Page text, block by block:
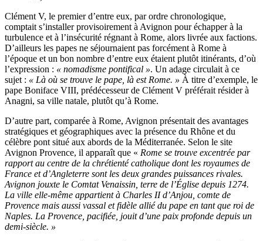
Clément V, le premier d’entre eux, par ordre chronologique,
comptait s’installer provisoirement à Avignon pour échapper à la
turbulence et à l’insécurité régnant à Rome, alors livrée aux factions.
D’ailleurs les papes ne séjournaient pas forcément à Rome à
l’époque et un bon nombre d’entre eux étaient plutôt itinérants, d’où
l’expression : « nomadisme pontifical ». Un adage circulait à ce
sujet : « Là où se trouve le pape, là est Rome. » À titre d’exemple, le
pape Boniface VIII, prédécesseur de Clément V préférait résider à
Anagni, sa ville natale, plutôt qu’à Rome.
D’autre part, comparée à Rome, Avignon présentait des avantages
stratégiques et géographiques avec la présence du Rhône et du
célèbre pont situé aux abords de la Méditerranée. Selon le site
Avignon Provence, il apparaît que « Rome se trouve excentrée par
rapport au centre de la chrétienté catholique dont les royaumes de
France et d’Angleterre sont les deux grandes puissances rivales.
Avignon jouxte le Comtat Venaissin, terre de l’Église depuis 1274.
La ville elle-même appartient à Charles II d’Anjou, comte de
Provence mais aussi vassal et fidèle allié du pape en tant que roi de
Naples. La Provence, pacifiée, jouit d’une paix profonde depuis un
demi-siècle. »